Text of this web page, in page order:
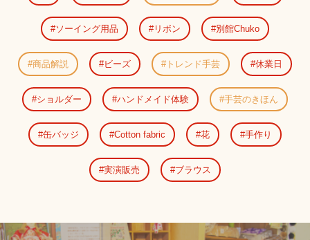
ソーイング用品 リボン 別館Chuko
商品解説 ビーズ トレンド手芸 休業日
ショルダー ハンドメイド体験 手芸のきほん
缶バッジ Cotton fabric 花 手作り
実演販売 ブラウス